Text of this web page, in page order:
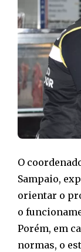
O
Sampaio,
orientar o
o
Porém, em
normas, o